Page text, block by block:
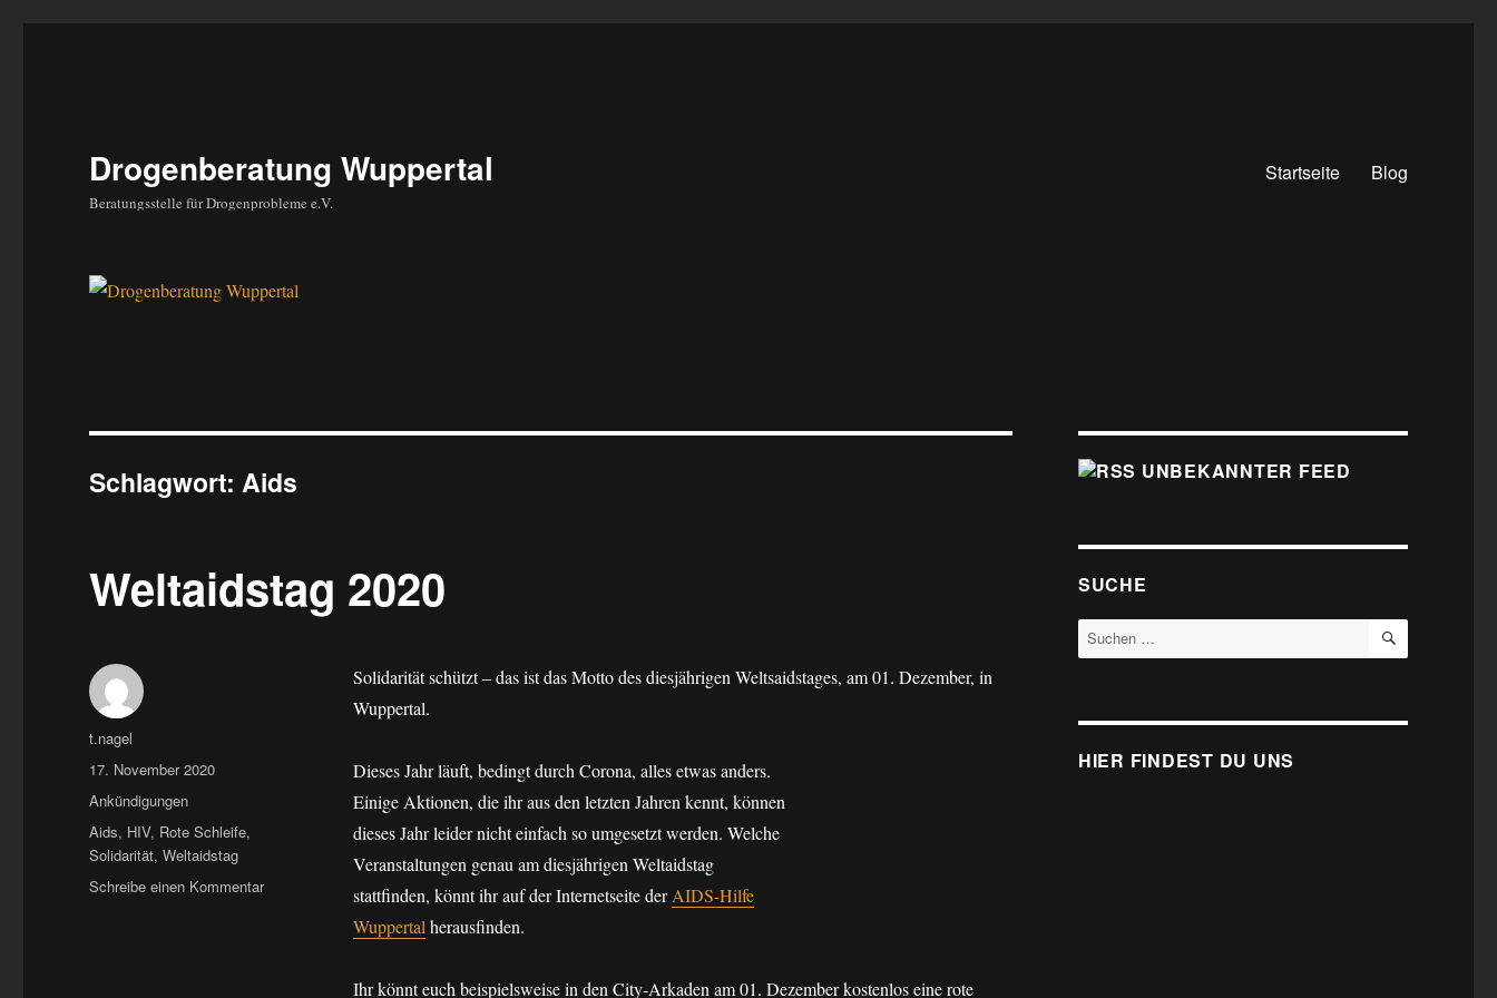
Drogenberatung Wuppertal
Beratungsstelle für Drogenprobleme e.V.
Startseite Blog
Schlagwort:Aids
Weltaidstag 2020
Solidarität schützt – das ist das Motto des diesjährigen Weltsaidstages, am 01. Dezember, in
Wuppertal.
Dieses Jahr läuft, bedingt durch Corona, alles etwas anders.
Einige Aktionen, die ihr aus den letzten Jahren kennt, können
dieses Jahr leider nicht einfach so umgesetzt werden. Welche
Veranstaltungen genau am diesjährigen Weltaidstag
stattfinden, könnt ihr auf der Internetseite derAIDS-Hilfe
Wuppertalherausfinden.
Ihr könnt euch beispielsweise in den City-Arkaden am 01. Dezember kostenlos eine rote
Autor
t.nagel
Veröffentlicht
am
17. November 2020
Kategorien
Ankündigungen
Schlagwörter
Aids, HIV, Rote Schleife,
Solidarität,Weltaidstag
Schreibe einen Kommentarzu
UNBEKANNTER FEED
SUCHE
Suche
nach:
SUCHEN
HIER FINDEST DU UNS